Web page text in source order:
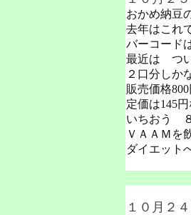
おかめ納豆
去年はこれ
バーコード
最近は つい
２口分しか
販売価格
定価は145
いちおう ８
ＶＡＡＭを
ダイエット
１０月２４